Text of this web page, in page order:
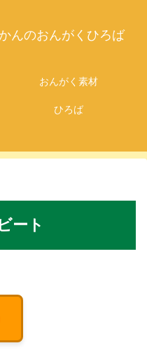
んのおんがくひろば
おんがく素材
ひろば
ート